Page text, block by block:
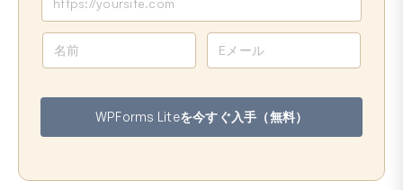
ア
ド
レ
WPForms Liteを今すぐ入手（無料）